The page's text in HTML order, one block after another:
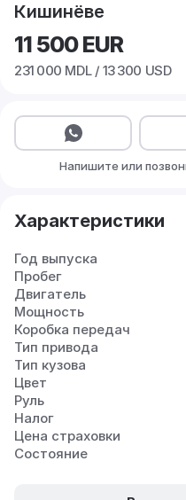
Кишинёве
11 500EUR
231 000 MDL / 13 300 USD
Напишите или
Характеристики
Год выпуска
Пробег
Двигатель
Мощность
Коробка передач
Тип привода
Тип кузова
Цвет
Руль
Налог
Цена страховки
Состояние